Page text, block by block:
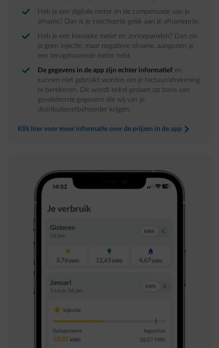
Heb je een digitale meter en de compensatie van je
afname? Dan is je injectieprijs gelijk aan je afnameprijs.
Heb je een klassieke meter en zonnepanelen? Dan zie
je geen injectie, maar negatieve afname, aangezien je
een terugdraaiende meter hebt.
De gegevens in de app zijn echter informatief en
kunnen niet gebruikt worden om je factuur/afrekening
te berekenen. Dit wordt enkel gedaan op basis van
gevalideerde gegevens die wij van je
distributienetbeheerder krijgen.
Klik hier voor meer informatie over de prijzen in de app arrow-right